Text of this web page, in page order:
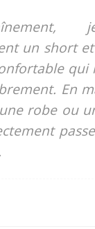
un short
qui
En
robe ou